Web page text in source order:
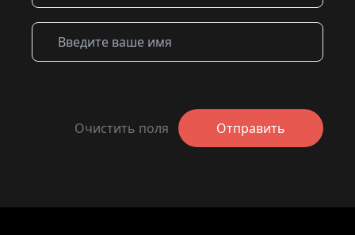
Очистить поля Отправить